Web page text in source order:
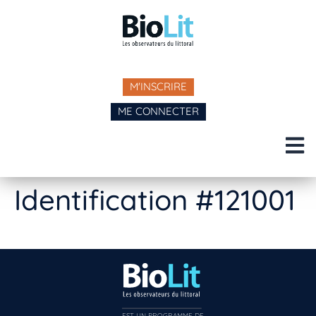
M'INSCRIRE
ME CONNECTER
Identification #121001